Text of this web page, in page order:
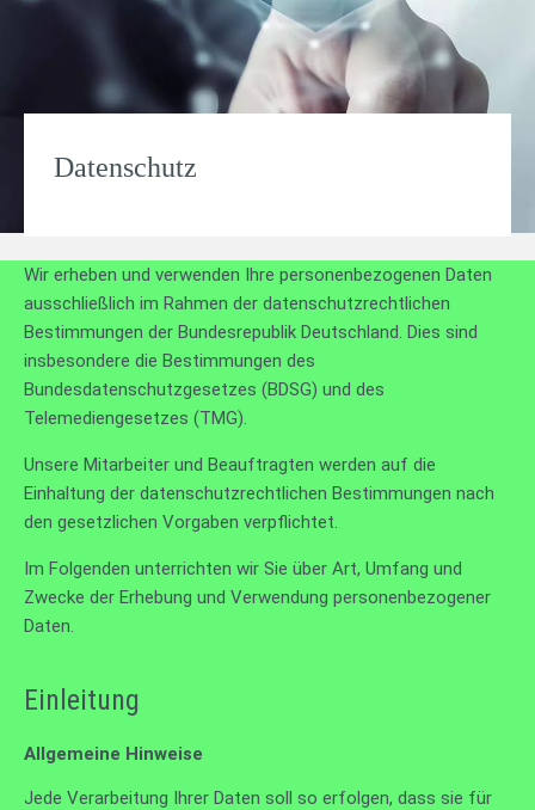
Datenschutz
Wir erheben und verwenden Ihre personenbezogenen Daten
ausschließlich im Rahmen der datenschutzrechtlichen
Bestimmungen der Bundesrepublik Deutschland. Dies sind
insbesondere die Bestimmungen des
Bundesdatenschutzgesetzes (BDSG) und des
Telemediengesetzes (TMG).
Unsere Mitarbeiter und Beauftragten werden auf die
Einhaltung der datenschutzrechtlichen Bestimmungen nach
den gesetzlichen Vorgaben verpflichtet.
Im Folgenden unterrichten wir Sie über Art, Umfang und
Zwecke der Erhebung und Verwendung personenbezogener
Daten.
Einleitung
Allgemeine Hinweise
Jede Verarbeitung Ihrer Daten soll so erfolgen, dass sie für